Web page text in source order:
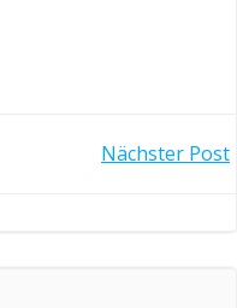
POSTNächster Post